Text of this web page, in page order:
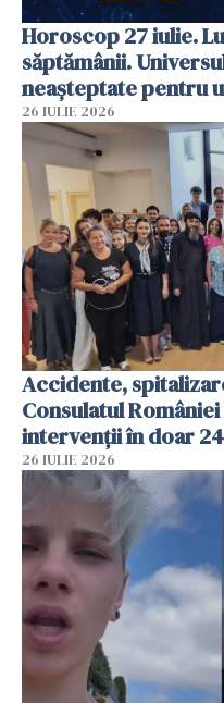
Horoscop 27 iulie.
săptămânii.
neașteptate pentru
26 IULIE 2026
Accidente,
Consulatul
intervenții în doar
26 IULIE 2026